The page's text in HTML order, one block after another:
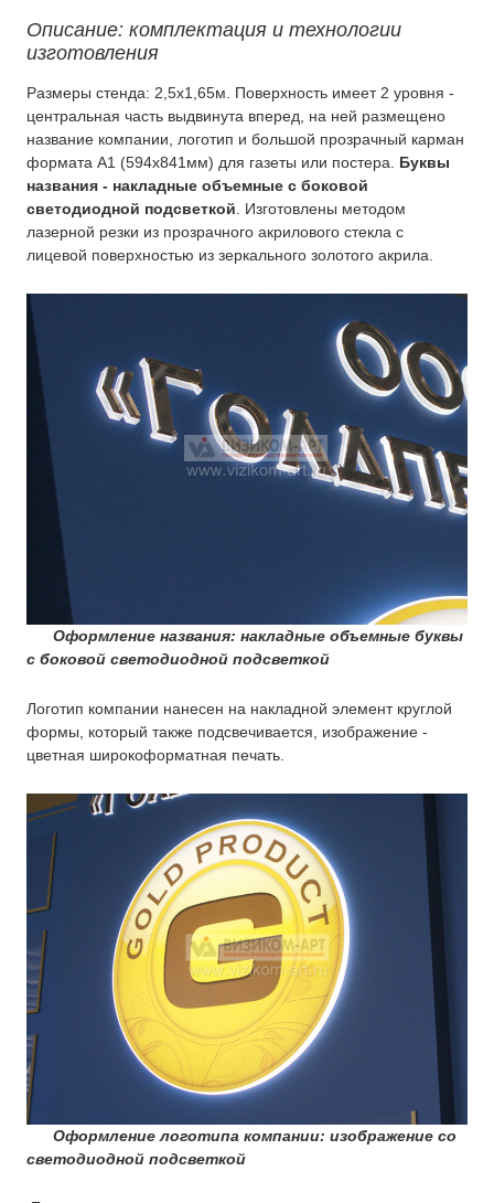
Описание: комплектация и технологии
изготовления
Размеры стенда: 2,5х1,65м. Поверхность имеет 2 уровня -
центральная часть выдвинута вперед, на ней размещено
название компании, логотип и большой прозрачный карман
формата A1 (594x841мм) для газеты или постера. Буквы
названия - накладные объемные с боковой
светодиодной подсветкой . Изготовлены методом
лазерной резки из прозрачного акрилового стекла с
лицевой поверхностью из зеркального золотого акрила.
Оформление названия: накладные объемные буквы
с боковой светодиодной подсветкой
Логотип компании нанесен на накладной элемент круглой
формы, который также подсвечивается, изображение -
цветная широкоформатная печать.
Оформление логотипа компании: изображение со
светодиодной подсветкой